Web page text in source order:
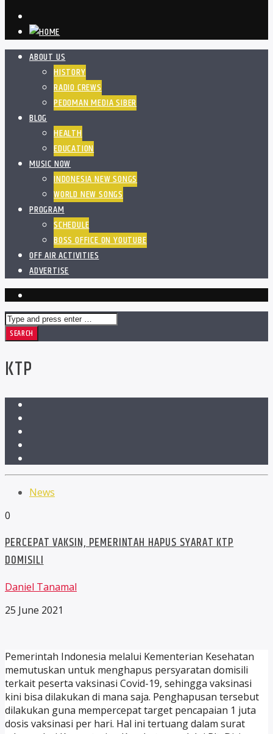
ABOUT US
HISTORY
RADIO CREWS
PEDOMAN MEDIA SIBER
BLOG
HEALTH
EDUCATION
MUSIC NOW
INDONESIA NEW SONGS
WORLD NEW SONGS
PROGRAM
SCHEDULE
BOSS OFFICE ON YOUTUBE
OFF AIR ACTIVITIES
ADVERTISE
KTP
News
0
PERCEPAT VAKSIN, PEMERINTAH HAPUS SYARAT KTP
DOMISILI
Daniel Tanamal
25 June 2021
Pemerintah Indonesia melalui Kementerian Kesehatan
memutuskan untuk menghapus persyaratan domisili
terkait peserta vaksinasi Covid-19, sehingga vaksinasi
kini bisa dilakukan di mana saja. Penghapusan tersebut
dilakukan guna mempercepat target pencapaian 1 juta
dosis vaksinasi per hari. Hal ini tertuang dalam surat